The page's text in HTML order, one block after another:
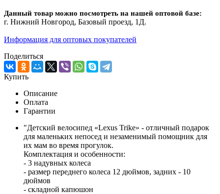
Данный товар можно посмотреть на нашей оптовой базе:
г. Нижний Новгород, Базовый проезд, 1Д.
Информация для оптовых покупателей
Поделиться
Купить
Описание
Оплата
Гарантии
"Детский велосипед «Lexus Trike» - отличный подарок
для маленьких непосед и незаменимый помощник для
их мам во время прогулок.
Комплектация и особенности:
- 3 надувных колеса
- размер переднего колеса 12 дюймов, задних - 10
дюймов
- складной капюшон